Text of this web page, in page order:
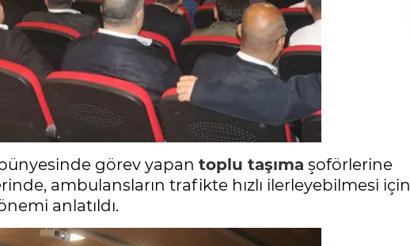
görev yapan toplu taşıma şoförlerine
ambulansların trafikte hızlı ilerleyebilmesi için
anlatıldı.